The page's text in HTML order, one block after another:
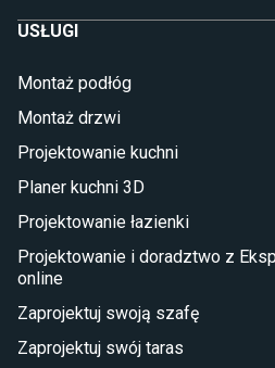
Łóżka dla dziecka (młodzieżowe)
Taras i balkon
Sztuczna trawa miękka
Koce i pledy
Płytki na balkon
Lampy stojące LED
Płytki
Płytki Cersanit
USŁUGI
Montaż podłóg
Montaż drzwi
Projektowanie kuchni
Planer kuchni 3D
Projektowanie łazienki
Projektowanie i doradztwo z
online
Zaprojektuj swoją szafę
Zaprojektuj swój taras